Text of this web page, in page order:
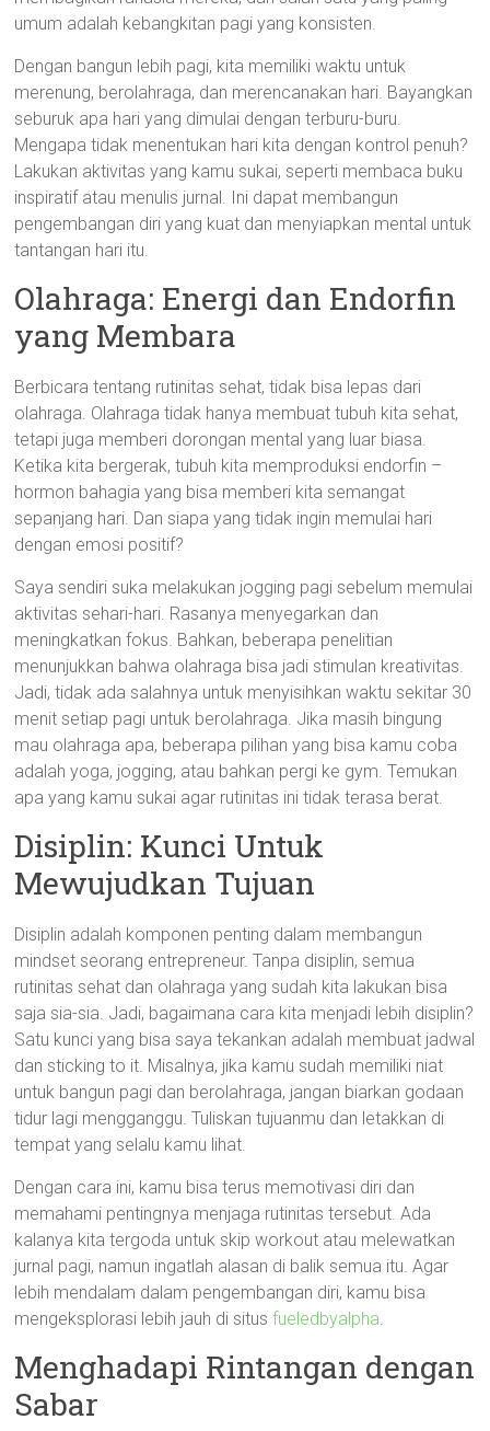
umum adalah kebangkitan pagi yang konsisten.
Dengan bangun lebih pagi, kita memiliki waktu untuk
merenung, berolahraga, dan merencanakan hari. Bayangkan
seburuk apa hari yang dimulai dengan terburu-buru.
Mengapa tidak menentukan hari kita dengan kontrol penuh?
Lakukan aktivitas yang kamu sukai, seperti membaca buku
inspiratif atau menulis jurnal. Ini dapat membangun
pengembangan diri yang kuat dan menyiapkan mental untuk
tantangan hari itu.
Olahraga: Energi dan Endorfin
yang Membara
Berbicara tentang rutinitas sehat, tidak bisa lepas dari
olahraga. Olahraga tidak hanya membuat tubuh kita sehat,
tetapi juga memberi dorongan mental yang luar biasa.
Ketika kita bergerak, tubuh kita memproduksi endorfin –
hormon bahagia yang bisa memberi kita semangat
sepanjang hari. Dan siapa yang tidak ingin memulai hari
dengan emosi positif?
Saya sendiri suka melakukan jogging pagi sebelum memulai
aktivitas sehari-hari. Rasanya menyegarkan dan
meningkatkan fokus. Bahkan, beberapa penelitian
menunjukkan bahwa olahraga bisa jadi stimulan kreativitas.
Jadi, tidak ada salahnya untuk menyisihkan waktu sekitar 30
menit setiap pagi untuk berolahraga. Jika masih bingung
mau olahraga apa, beberapa pilihan yang bisa kamu coba
adalah yoga, jogging, atau bahkan pergi ke gym. Temukan
apa yang kamu sukai agar rutinitas ini tidak terasa berat.
Disiplin: Kunci Untuk
Mewujudkan Tujuan
Disiplin adalah komponen penting dalam membangun
mindset seorang entrepreneur. Tanpa disiplin, semua
rutinitas sehat dan olahraga yang sudah kita lakukan bisa
saja sia-sia. Jadi, bagaimana cara kita menjadi lebih disiplin?
Satu kunci yang bisa saya tekankan adalah membuat jadwal
dan sticking to it. Misalnya, jika kamu sudah memiliki niat
untuk bangun pagi dan berolahraga, jangan biarkan godaan
tidur lagi mengganggu. Tuliskan tujuanmu dan letakkan di
tempat yang selalu kamu lihat.
Dengan cara ini, kamu bisa terus memotivasi diri dan
memahami pentingnya menjaga rutinitas tersebut. Ada
kalanya kita tergoda untuk skip workout atau melewatkan
jurnal pagi, namun ingatlah alasan di balik semua itu. Agar
lebih mendalam dalam pengembangan diri, kamu bisa
mengeksplorasi lebih jauh di situsfueledbyalpha.
Menghadapi Rintangan dengan
Sabar